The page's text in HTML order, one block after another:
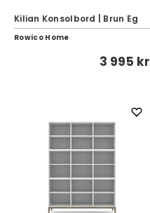
Kilian Konsolbord | Brun Eg
Rowico Home
3 995 kr